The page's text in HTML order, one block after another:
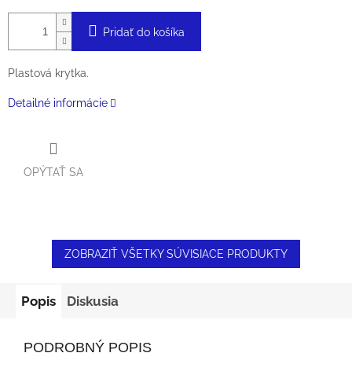
Pridať do košíka
Plastová krytka.
Detailné informácie
OPÝTAŤ SA
ZOBRAZIŤ VŠETKY SÚVISIACE PRODUKTY
Popis Diskusia
PODROBNÝ POPIS